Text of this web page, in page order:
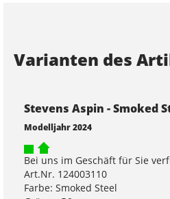
Varianten des
Stevens Aspin - Smoked
Modelljahr 2024
Bei uns im Geschäft für Sie
Art.Nr. 124003110
Farbe: Smoked Steel